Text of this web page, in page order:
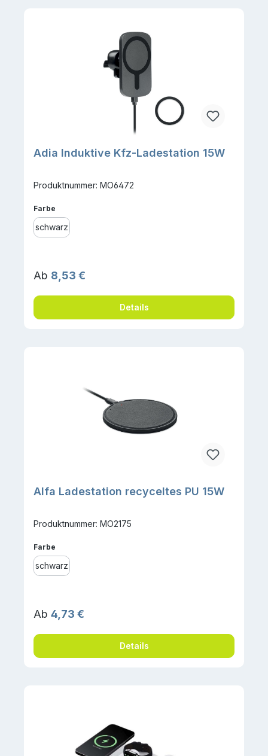
Adia Induktive Kfz-Ladestation 15W
Produktnummer: MO6472
Farbe
schwarz
Regulärer Preis:
Ab 8,53 €
Details
Alfa Ladestation recyceltes PU 15W
Produktnummer: MO2175
Farbe
schwarz
Regulärer Preis:
Ab 4,73 €
Details